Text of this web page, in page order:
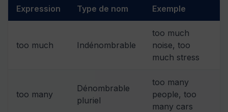
Expression Type de nom Exemple
too much Indénombrable
too much
noise, too
much stress
too many
Dénombrable
pluriel
too many
people, too
many cars